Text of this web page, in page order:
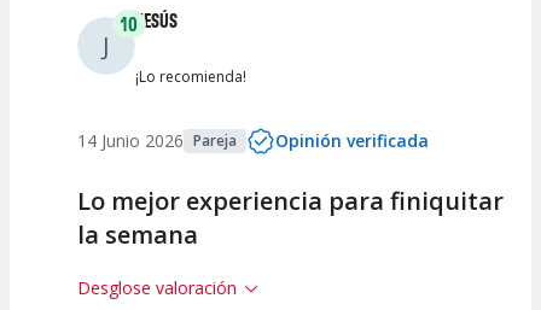
J
10JESÚS
¡Lo recomienda!
14 Junio 2026 Pareja Opinión verificada
Lo mejor experiencia para finiquitar
la semana
Desglose valoración